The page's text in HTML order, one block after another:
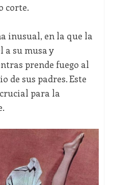
corte.
inusual, en la que la
a su musa y
prende fuego al
de sus padres. Este
para la